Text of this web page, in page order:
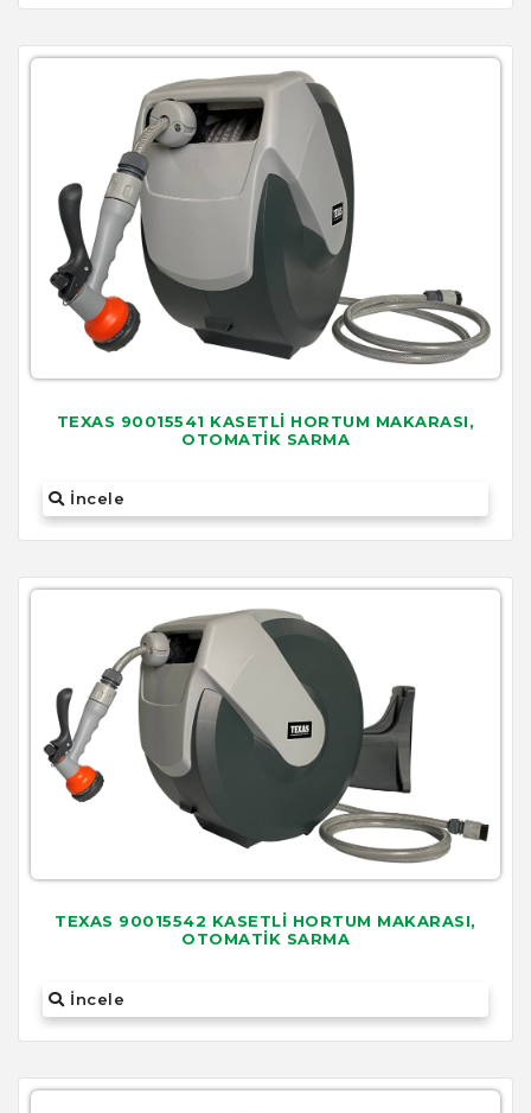
TEXAS 90015541 KASETLİ HORTUM MAKARASI,
OTOMATİK SARMA
İncele
TEXAS 90015542 KASETLİ HORTUM MAKARASI,
OTOMATİK SARMA
İncele